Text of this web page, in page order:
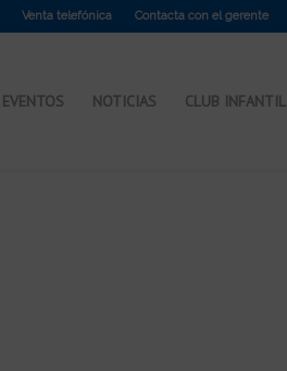
Venta telefónica Contacta con el gerente
EVENTOS NOTICIAS CLUB INFANTIL